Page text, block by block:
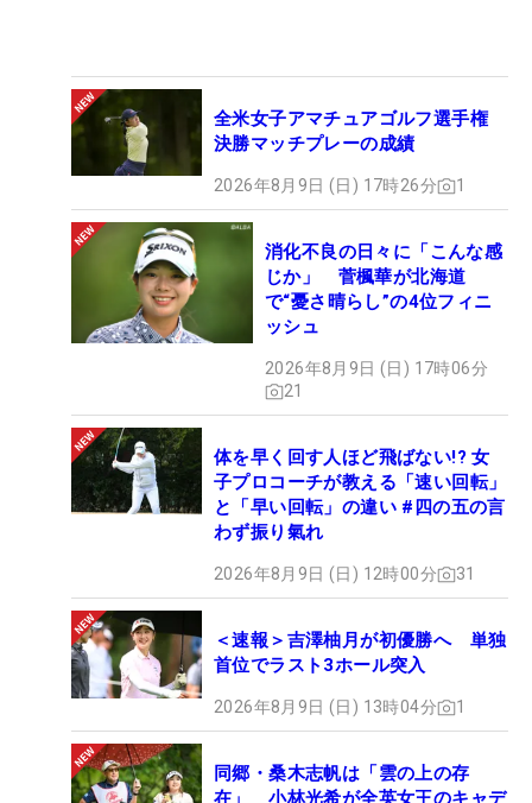
全米女子アマチュアゴルフ選手権
決勝マッチプレーの成績
2026年8月9日 (日) 17時26分 1
消化不良の日々に「こんな感
じか」 菅楓華が北海道
で“憂さ晴らし”の4位フィニ
ッシュ
2026年8月9日 (日) 17時06分
21
体を早く回す人ほど飛ばない!? 女
子プロコーチが教える「速い回転」
と「早い回転」の違い #四の五の言
わず振り氣れ
2026年8月9日 (日) 12時00分 31
＜速報＞吉澤柚月が初優勝へ 単独
首位でラスト3ホール突入
2026年8月9日 (日) 13時04分 1
同郷・桑木志帆は「雲の上の存
在」 小林光希が全英女王のキャデ